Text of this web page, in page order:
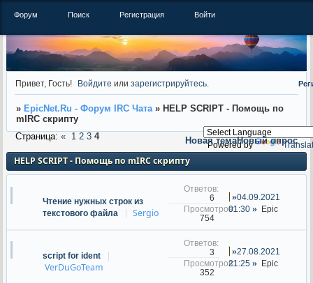
Powered by
Форум Поиск Регистрация Войти
Привет, Гость! Войдите илизарегистрируйтесь
» EpicNet.Ru - Форум IRC Чата » HELP SCRIPT - Помощь по
mIRC скрипту
HELP SCRIPT - Помощь по mIRC скрипту
Страница: « 1 2 3 4 Новая темаНовый опрос
Чтение нужных строк из
текстового файла
Sergio
6
754
04.09.2021
01:30
Epic
script for ident
VerDuGoTeam
3
352
27.08.2021
21:25
Epic